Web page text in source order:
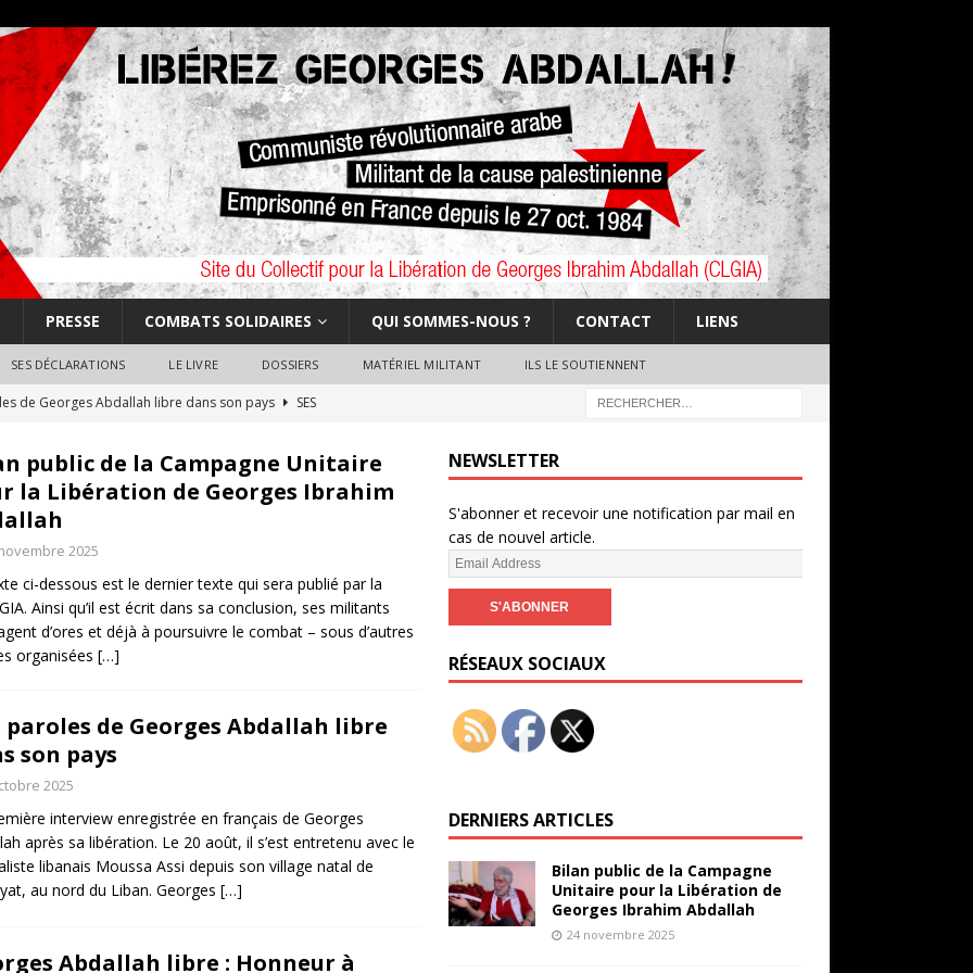
PRESSE COMBATS SOLIDAIRES QUI SOMMES-NOUS ? CONTACT LIENS
SES DÉCLARATIONS LE LIVRE DOSSIERS MATÉRIEL MILITANT ILS LE SOUTIENNENT
de Georges Abdallah libre dans son pays
SES
libre : Honneur à tou.te.s nos camarades éternellement
DU CLGIA
libre dans son pays : célébrons sa victoire à Paris (26.07,
libre ! Tou.te.s samedi 26 juillet, 19 h, Paris, place de la
DU CLGIA
public de la Campagne Unitaire
la Libération de Georges Ibrahim
2025
ci-dessous est le dernier texte qui sera publié par la
Ainsi qu’il est écrit dans sa conclusion, ses militants
d’ores et déjà à poursuivre le combat – sous d’autres
organisées […]
paroles de Georges Abdallah libre
son pays
2025
interview enregistrée en français de Georges
après sa libération. Le 20 août, il s’est entretenu avec le
libanais Moussa Assi depuis son village natal de
au nord du Liban. Georges […]
Abdallah libre : Honneur à
NEWSLETTER
S'abonner et recevoir une notification par mail en
cas de nouvel article.
RÉSEAUX SOCIAUX
DERNIERS ARTICLES
Bilan public de la Campagne
Unitaire pour la Libération de
Georges Ibrahim Abdallah
24 novembre 2025